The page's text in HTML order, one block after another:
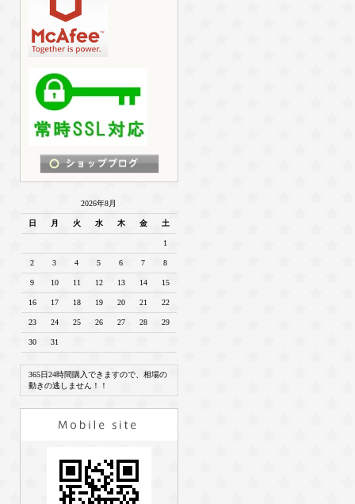
2026年8月
日 月 火 水 木 金 土
1
2 3 4 5 6 7 8
9 10 11 12 13 14 15
16 17 18 19 20 21 22
23 24 25 26 27 28 29
30 31
365日24時間購入できますので、相場の
動きの逃しません！！